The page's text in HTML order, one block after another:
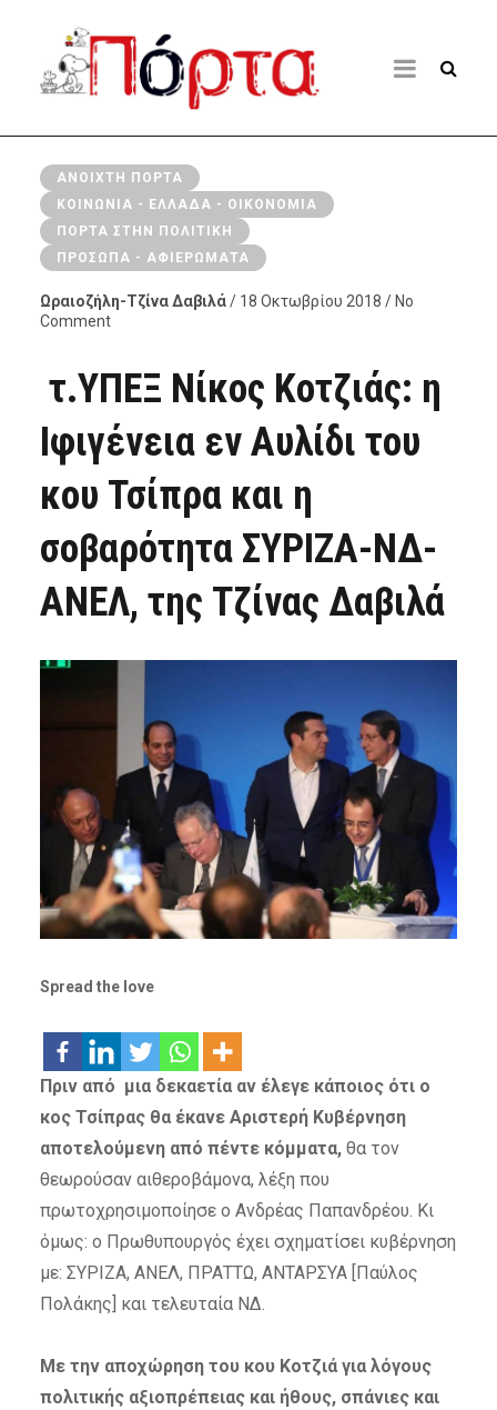
ΑΝΟΙΧΤΉ ΠΌΡΤΑ
ΚΟΙΝΩΝΊΑ - ΕΛΛΆΔΑ - ΟΙΚΟΝΟΜΊΑ
ΠΌΡΤΑ ΣΤΗΝ ΠΟΛΙΤΙΚΉ
ΠΡΌΣΩΠΑ - ΑΦΙΕΡΏΜΑΤΑ
Ωραιοζήλη-Τζίνα Δαβιλά/ 18 Οκτωβρίου 2018 / No
Comment
τ.ΥΠΕΞ Νίκος Κοτζιάς: η
Ιφιγένεια εν Αυλίδι του
κου Τσίπρα και η
σοβαρότητα ΣΥΡΙΖΑ-ΝΔ-
ΑΝΕΛ, της Τζίνας Δαβιλά
Spread the love
Πριν από μια δεκαετία αν έλεγε κάποιος ότι ο
κος Τσίπρας θα έκανε Αριστερή Κυβέρνηση
αποτελούμενη από πέντε κόμματα,θα τον
θεωρούσαν αιθεροβάμονα, λέξη που
πρωτοχρησιμοποίησε ο Ανδρέας Παπανδρέου. Κι
όμως: ο Πρωθυπουργός έχει σχηματίσει κυβέρνηση
με: ΣΥΡΙΖΑ, ΑΝΕΛ, ΠΡΑΤΤΩ, ΑΝΤΑΡΣΥΑ [Παύλος
Πολάκης] και τελευταία ΝΔ.
Με την αποχώρηση του κου Κοτζιά για λόγους
πολιτικής αξιοπρέπειας και ήθους, σπάνιες και